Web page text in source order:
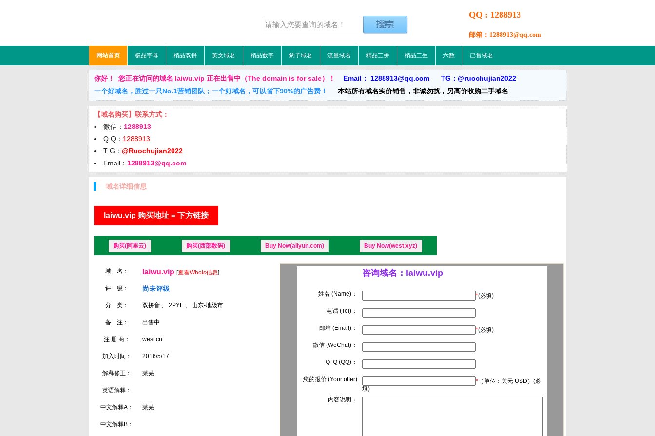
QQ : 1288913
邮箱：1288913@qq.com
网站首页 极品字母 精品双拼 英文域名 精品数字 豹子域名 流量域名 精品三拼 精品三生 六数 已售域名
你好！ 您正在访问的域名 laiwu.vip 正在出售中（The domain is for sale）！
Email： 1288913@qq.com TG：@ruochujian2022
一个好域名，胜过一只No.1营销团队；一个好域名，可以省下90%的广告费！
本站所有域名实价销售，非诚勿扰，另高价收购二手域名
【域名购买】联系方式：
微信： 1288913
Q Q： 1288913
T G： @Ruochujian2022
Email： 1288913@qq.com
域名详细信息
laiwu.vip 购买地址 = 下方链接
购买(阿里云) 购买(西部数码) Buy Now(aliyun.com) Buy Now(west.xyz)
域 名： laiwu.vip [查看Whois信息]
评 级： 尚未评级
分 类： 双拼音 、 2PYL 、 山东-地级市
备 注： 出售中
注 册 商： west.cn
加入时间： 2016/5/17
解释修正： 莱芜
英语解释：
中文解释A： 莱芜
中文解释B：
咨询域名：laiwu.vip
姓名 (Name)： *(必填)
电话 (Tel)：
邮箱 (Email)： *(必填)
微信 (WeChat)：
Q Q (QQ)：
您的报价 (Your offer) * （单位：美元 USD）(必
填)
内容说明：